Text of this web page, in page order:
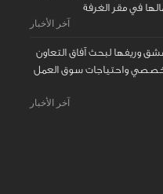
في مقر الغرفة
آخر الأخبار
وريفها لبحث آفاق التعاون
واحتياجات سوق العمل
آخر الأخبار